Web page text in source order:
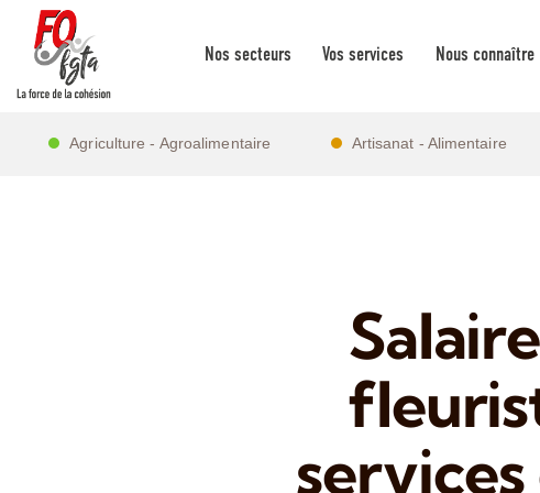
Nos secteurs Vos services Nous connaître
Agriculture - Agroalimentaire Artisanat - Alimentaire